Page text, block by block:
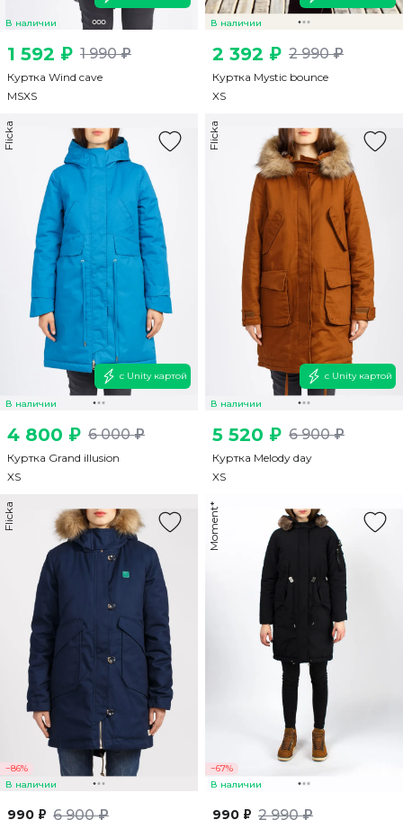
В наличии
1 592 ₽ 1 990 ₽
Куртка Wind cave
MSXS
В наличии
2 392 ₽ 2 990 ₽
Куртка Mystic bounce
XS
В наличии
Flicka
с Unity картой
4 800 ₽ 6 000 ₽
Куртка Grand illusion
XS
В наличии
Flicka
с Unity картой
5 520 ₽ 6 900 ₽
Куртка Melody day
XS
−86%
В наличии
Flicka
990 ₽ 6 900 ₽
−67%
В наличии
Moment*
990 ₽ 2 990 ₽